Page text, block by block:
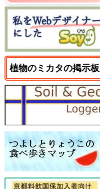
植物のミカタの掲示板